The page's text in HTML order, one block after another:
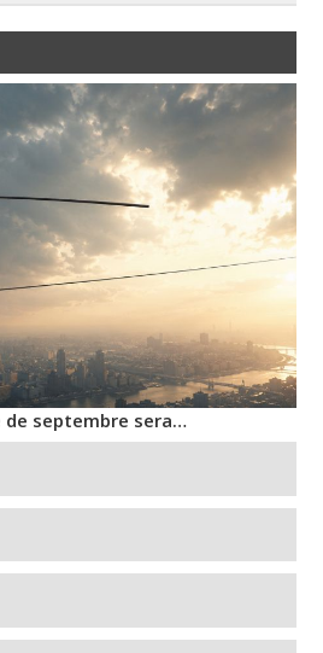
de septembre sera…